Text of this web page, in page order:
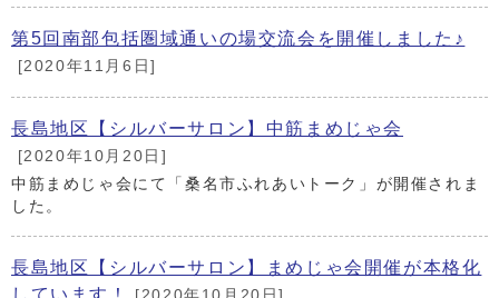
第5回南部包括圏域通いの場交流会を開催しました♪
[2020年11月6日]
長島地区【シルバーサロン】中筋まめじゃ会
[2020年10月20日]
中筋まめじゃ会にて「桑名市ふれあいトーク」が開催されま
した。
長島地区【シルバーサロン】まめじゃ会開催が本格化
しています！